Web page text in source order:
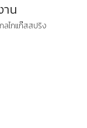
น
ลไกแก๊สสปริง